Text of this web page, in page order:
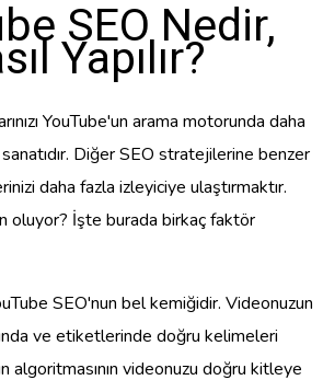
SEO Nedir,
Yapılır?
YouTube'un arama motorunda daha
Diğer SEO stratejilerine benzer
daha fazla izleyiciye ulaştırmaktır.
oluyor? İşte burada birkaç faktör
SEO'nun bel kemiğidir. Videonuzun
ve etiketlerinde doğru kelimeleri
algoritmasının videonuzu doğru kitleye